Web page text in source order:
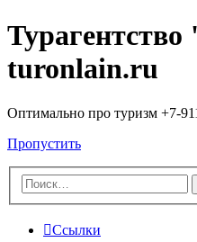
turonlain.ru
Оптимально про туризм +7-
Пропустить
Ссылки